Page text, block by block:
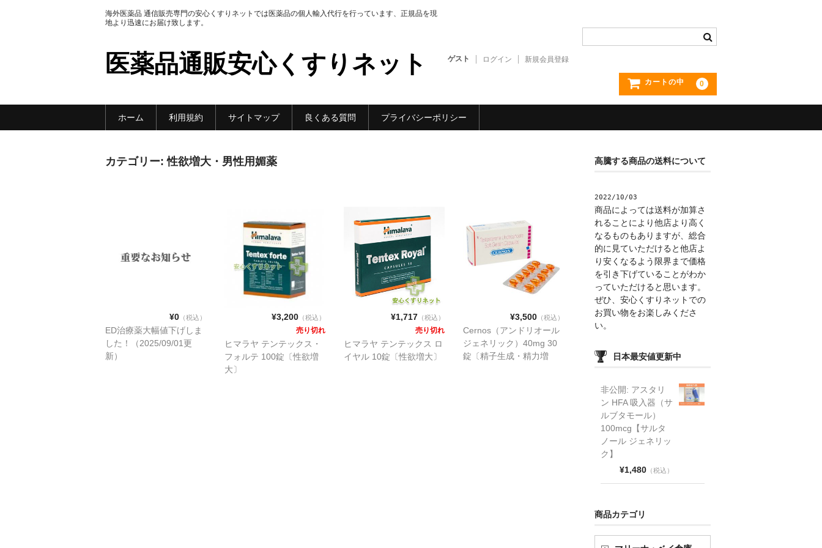
海外医薬品 通信販売専門の安心くすりネットでは医薬品の個人輸入代行を行っています、正規品を現
地より迅速にお届け致します。
医薬品通販安心くすりネット ゲスト ログイン 新規会員登録
カートの中 0
ホーム 利用規約 サイトマップ 良くある質問 プライバシーポリシー
カテゴリー:性欲増大・男性用媚薬
¥0 （税込）
ED治療薬大幅値下げしま
した！（2025/09/01更
新）
¥3,200 （税込）
売り切れ
ヒマラヤ テンテックス・
フォルテ 100錠〔性欲増
大〕
¥1,717 （税込）
売り切れ
ヒマラヤ テンテックス ロ
イヤル 10錠〔性欲増大〕
¥3,500 （税込）
Cernos（アンドリオール
ジェネリック）40mg 30
錠〔精子生成・精力増
高騰する商品の送料について
2022/10/03
商品によっては送料が加算さ
れることにより他店より高く
なるものもありますが、総合
的に見ていただけると他店よ
り安くなるよう限界まで価格
を引き下げていることがわか
っていただけると思います。
ぜひ、安心くすりネットでの
お買い物をお楽しみくださ
い。
日本最安値更新中
非公開: アスタリ
ン HFA 吸入器（サ
ルブタモール）
100mcg【サルタ
ノール ジェネリッ
ク】
¥1,480 （税込）
商品カテゴリ